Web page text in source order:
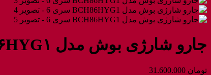
جارو شارژی بوش مدل BCH۸۶HYG۱ سری ۶
تومان